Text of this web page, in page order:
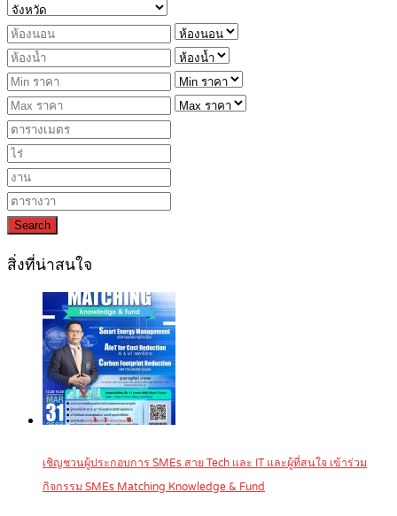
Search
สิ่งที่น่าสนใจ
เชิญชวนผู้ประกอบการ SMEs สาย Tech และ IT และผู้ที่สนใจ เข้าร่วม
กิจกรรม SMEs Matching Knowledge & Fund